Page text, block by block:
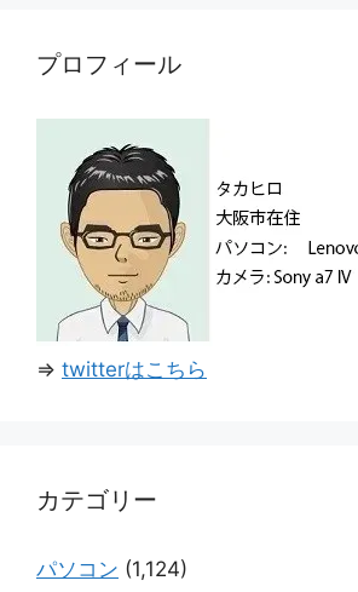
プロフィール
⇒ twitterはこちら
カテゴリー
パソコン (1,124)